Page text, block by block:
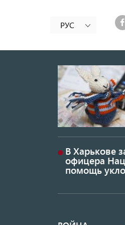
РУС
В Харькове
офицера
помощь